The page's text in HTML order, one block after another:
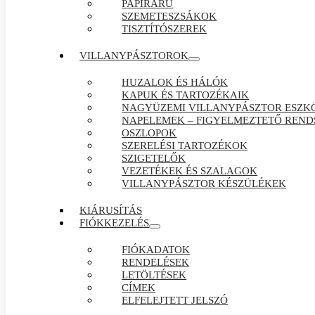
PAPÍRÁRÚ
SZEMETESZSÁKOK
TISZTÍTÓSZEREK
VILLANYPÁSZTOROK
HUZALOK ÉS HÁLÓK
KAPUK ÉS TARTOZÉKAIK
NAGYÜZEMI VILLANYPÁSZTOR
NAPELEMEK – FIGYELMEZTETŐ
OSZLOPOK
SZERELÉSI TARTOZÉKOK
SZIGETELŐK
VEZETÉKEK ÉS SZALAGOK
VILLANYPÁSZTOR KÉSZÜLÉKEK
KIÁRUSÍTÁS
FIÓKKEZELÉS
FIÓKADATOK
RENDELÉSEK
LETÖLTÉSEK
CÍMEK
ELFELEJTETT JELSZÓ